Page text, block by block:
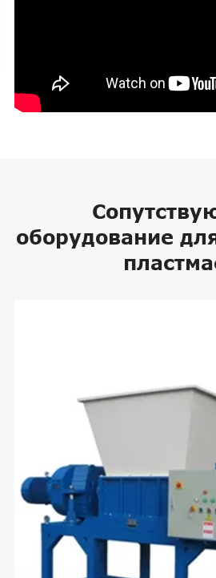
оборудование